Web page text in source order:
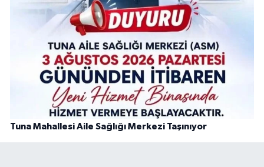
Tuna Mahallesi Aile Sağlığı Merkezi Taşınıyor